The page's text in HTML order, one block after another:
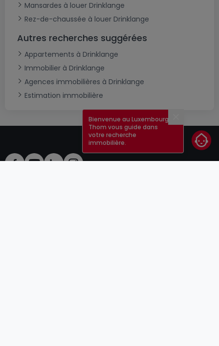
Mansardes à louer Drinklange
Rez-de-chaussée à louer Drinklange
Autres recherches suggérées
Appartements à Drinklange
Immobilier à Drinklange
Agences immobilières à Drinklange
Estimation immobilière
Bienvenue au Luxembourg !
Thom vous guide dans
votre recherche
immobilière.